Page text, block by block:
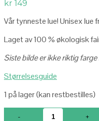
kr 149
Vår tynneste lue! Unisex lue
Laget av 100 % økologisk
Siste bilde er ikke riktig
Størrelsesguide
1 på lager (kan restbestilles)